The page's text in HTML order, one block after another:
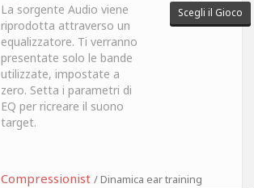
La sorgente Audio viene
riprodotta attraverso un
equalizzatore. Ti verranno
presentate solo le bande
utilizzate, impostate a
zero. Setta i parametri di
EQ per ricreare il suono
target.
Scegli il Gioco
Compressionist / Dinamica ear training